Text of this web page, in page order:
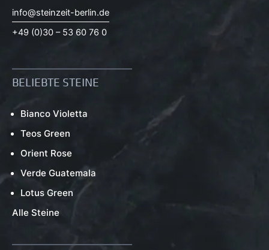
info@steinzeit-berlin.de
+49 (0)30 – 53 60 76 0
BELIEBTE STEINE
Bianco Violetta
Teos Green
Orient Rose
Verde Guatemala
Lotus Green
Alle Steine